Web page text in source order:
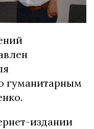
гуманитарным
издании